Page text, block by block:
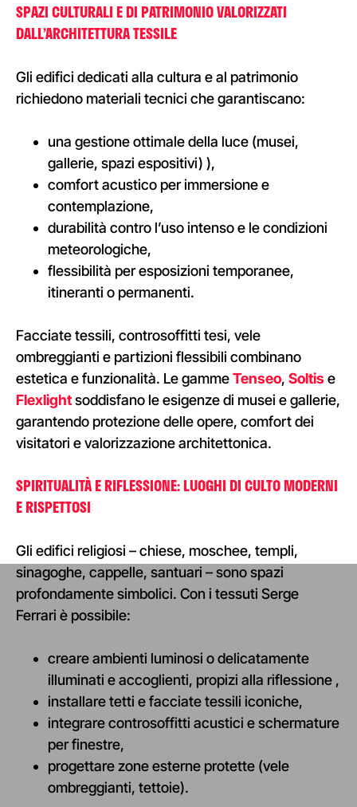
SPAZI CULTURALI E DI PATRIMONIO VALORIZZATI
DALL’ARCHITETTURA TESSILE
Gli edifici dedicati alla cultura e al patrimonio
richiedono materiali tecnici che garantiscano:
una gestione ottimale della luce (musei,
gallerie, spazi espositivi) ),
comfort acustico per immersione e
contemplazione,
durabilità contro l’uso intenso e le condizioni
meteorologiche,
flessibilità per esposizioni temporanee,
itineranti o permanenti.
Facciate tessili, controsoffitti tesi, vele
ombreggianti e partizioni flessibili combinano
estetica e funzionalità. Le gammeTenseo, Soltise
Flexlightsoddisfano le esigenze di musei e gallerie,
garantendo protezione delle opere, comfort dei
visitatori e valorizzazione architettonica.
SPIRITUALITÀ E RIFLESSIONE: LUOGHI DI CULTO MODERNI
E RISPETTOSI
Gli edifici religiosi – chiese, moschee, templi,
sinagoghe, cappelle, santuari – sono spazi
profondamente simbolici. Con i tessuti Serge
Ferrari è possibile:
creare ambienti luminosi o delicatamente
illuminati e accoglienti, propizi alla riflessione ,
installare tetti e facciate tessili iconiche,
integrare controsoffitti acustici e schermature
per finestre,
progettare zone esterne protette (vele
ombreggianti, tettoie).